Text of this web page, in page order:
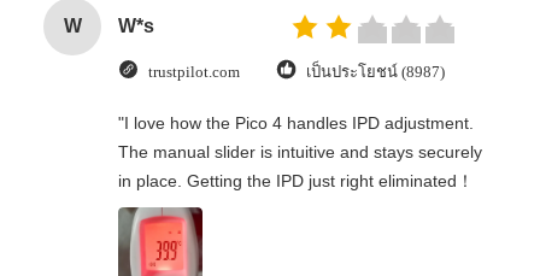
W W*s
trustpilot.com เป็นประโยชน์ (8987)
"I love how the Pico 4 handles IPD adjustment.
The manual slider is intuitive and stays securely
in place. Getting the IPD just right eliminated！